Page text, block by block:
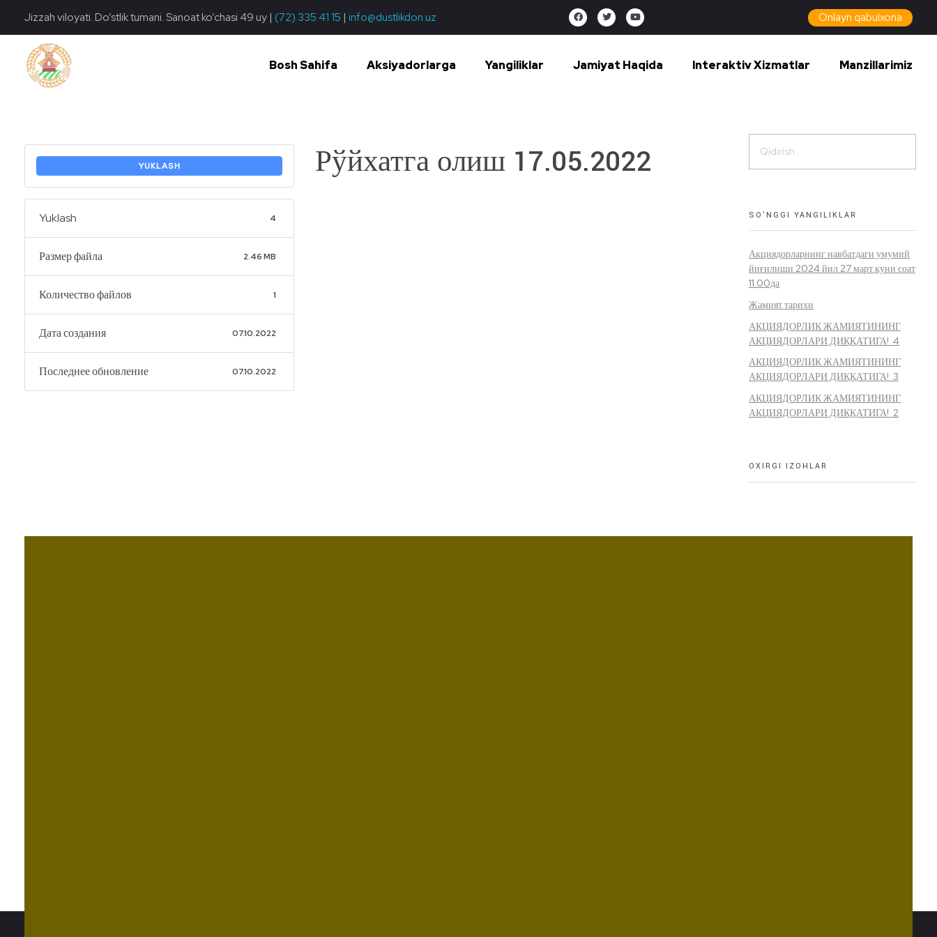
Jizzah viloyati. Do’stlik tumani. Sanoat ko’chasi 49 uy | (72) 335 41 15 | info@dustlikdon.uz Onlayn qabulxona
Bosh Sahifa Aksiyadorlarga Yangiliklar Jamiyat Haqida Interaktiv Xizmatlar Manzillarimiz
YUKLASH
Yuklash 4
Размер файла 2.46 MB
Количество файлов 1
Дата создания 07.10.2022
Последнее обновление 07.10.2022
Рўйхатга олиш 17.05.2022
SO’NGGI YANGILIKLAR
Акциядорларнинг навбатдаги умумий
йиғилиши 2024 йил 27 март куни соат
11.00да
Жамият тарихи
АКЦИЯДОРЛИК ЖАМИЯТИНИНГ
АКЦИЯДОРЛАРИ ДИҚҚАТИГА! 4
АКЦИЯДОРЛИК ЖАМИЯТИНИНГ
АКЦИЯДОРЛАРИ ДИҚҚАТИГА! 3
АКЦИЯДОРЛИК ЖАМИЯТИНИНГ
АКЦИЯДОРЛАРИ ДИҚҚАТИГА! 2
OXIRGI IZOHLAR